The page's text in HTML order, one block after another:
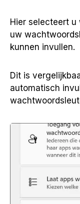
Hier selecteert
uw
kunnen invullen.
Dit is
automatisch